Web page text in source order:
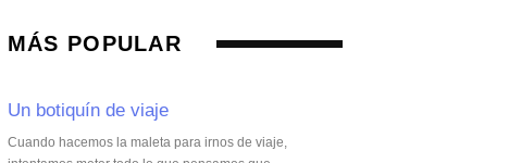
MÁS POPULAR
Un botiquín de viaje
Cuando hacemos la maleta para irnos de viaje,